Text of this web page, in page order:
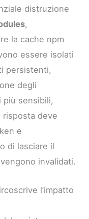
distruzione
,
la cache npm
essere isolati
persistenti,
degli
più sensibili,
risposta deve
e
di lasciare il
invalidati.
l’impatto